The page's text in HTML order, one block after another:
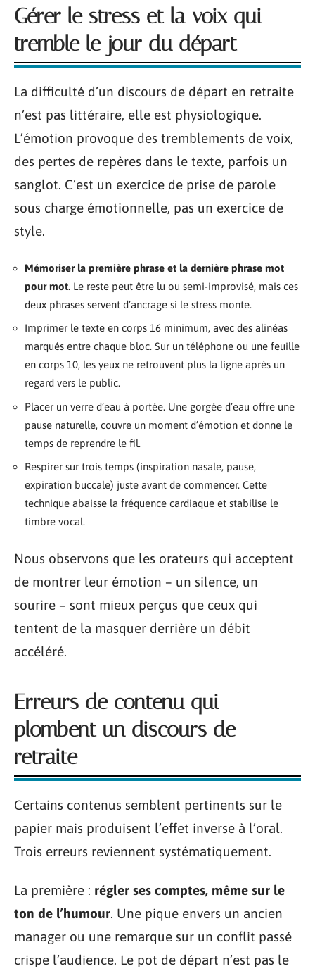
Gérer le stress et la voix qui
tremble le jour du départ
La difficulté d’un discours de départ en retraite
n’est pas littéraire, elle est physiologique.
L’émotion provoque des tremblements de voix,
des pertes de repères dans le texte, parfois un
sanglot. C’est un exercice de prise de parole
sous charge émotionnelle, pas un exercice de
style.
Mémoriser la première phrase et la dernière phrase mot
pour mot. Le reste peut être lu ou semi-improvisé, mais ces
deux phrases servent d’ancrage si le stress monte.
Imprimer le texte en corps 16 minimum, avec des alinéas
marqués entre chaque bloc. Sur un téléphone ou une feuille
en corps 10, les yeux ne retrouvent plus la ligne après un
regard vers le public.
Placer un verre d’eau à portée. Une gorgée d’eau offre une
pause naturelle, couvre un moment d’émotion et donne le
temps de reprendre le fil.
Respirer sur trois temps (inspiration nasale, pause,
expiration buccale) juste avant de commencer. Cette
technique abaisse la fréquence cardiaque et stabilise le
timbre vocal.
Nous observons que les orateurs qui acceptent
de montrer leur émotion – un silence, un
sourire – sont mieux perçus que ceux qui
tentent de la masquer derrière un débit
accéléré.
Erreurs de contenu qui
plombent un discours de
retraite
Certains contenus semblent pertinents sur le
papier mais produisent l’effet inverse à l’oral.
Trois erreurs reviennent systématiquement.
La première : régler ses comptes, même sur le
ton de l’humour. Une pique envers un ancien
manager ou une remarque sur un conflit passé
crispe l’audience. Le pot de départ n’est pas le